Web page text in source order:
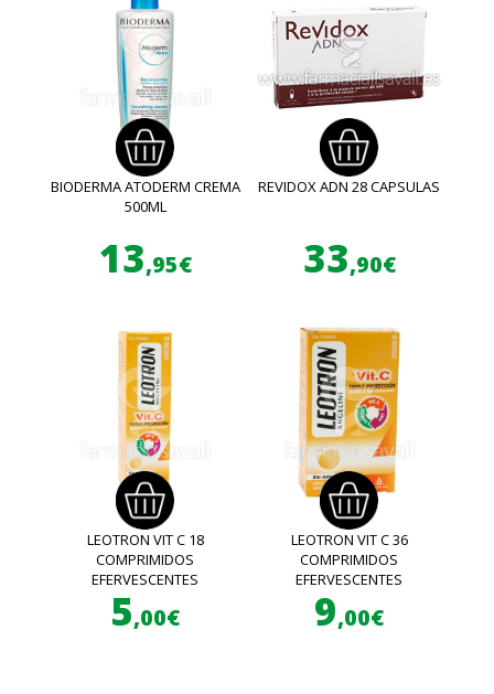
BIODERMA ATODERM CREMA
500ML
13,95€
REVIDOX ADN 28 CAPSULAS
33,90€
LEOTRON VIT C 18
COMPRIMIDOS
EFERVESCENTES
5,00€
LEOTRON VIT C 36
COMPRIMIDOS
EFERVESCENTES
9,00€